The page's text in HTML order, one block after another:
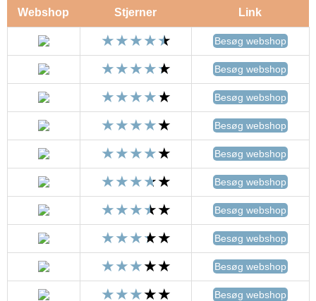
Webshop Stjerner Link
Besøg webshop
Besøg webshop
Besøg webshop
Besøg webshop
Besøg webshop
Besøg webshop
Besøg webshop
Besøg webshop
Besøg webshop
Besøg webshop